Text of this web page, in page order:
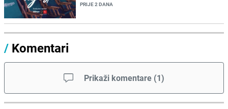
PRIJE 2 DANA
/ Komentari
Prikaži komentare (1)